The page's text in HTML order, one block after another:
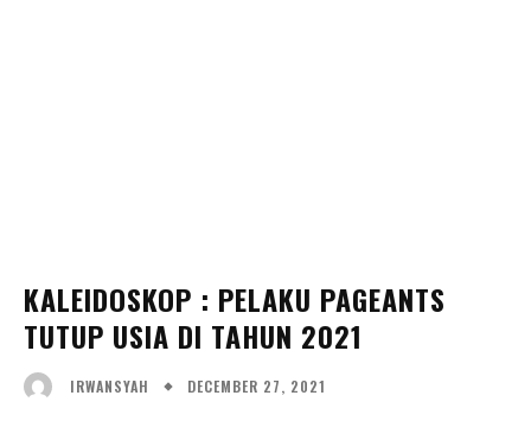
KALEIDOSKOP : PELAKU PAGEANTS
TUTUP USIA DI TAHUN 2021
IRWANSYAH DECEMBER 27, 2021